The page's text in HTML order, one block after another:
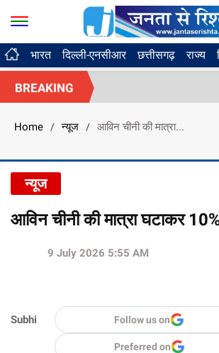
भारत दिल्ली-एनसीआर छत्तीसगढ़ राज्य
BREAKING
Home / न्यूज / आविन चीनी की मात्रा...
न्यूज
आविन चीनी की मात्रा घटाकर
Subhi
9 July 2026 5:55 AM
Follow us on
Preferred on